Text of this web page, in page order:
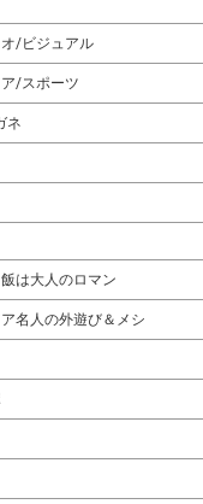
/ビジュアル
/スポーツ
ネ
は大人のロマン
名人の外遊び＆メシ